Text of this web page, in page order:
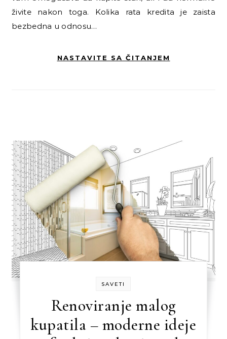
živite nakon toga. Kolika rata kredita je zaista
bezbedna u odnosu…
NASTAVITE SA ČITANJEM
SAVETI
Renoviranje malog
kupatila – moderne ideje